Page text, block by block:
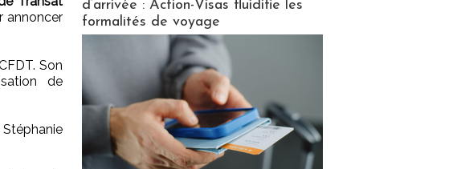
annoncer
Son
de
d’arrivée : Action-Visas fluidifie les
formalités de voyage